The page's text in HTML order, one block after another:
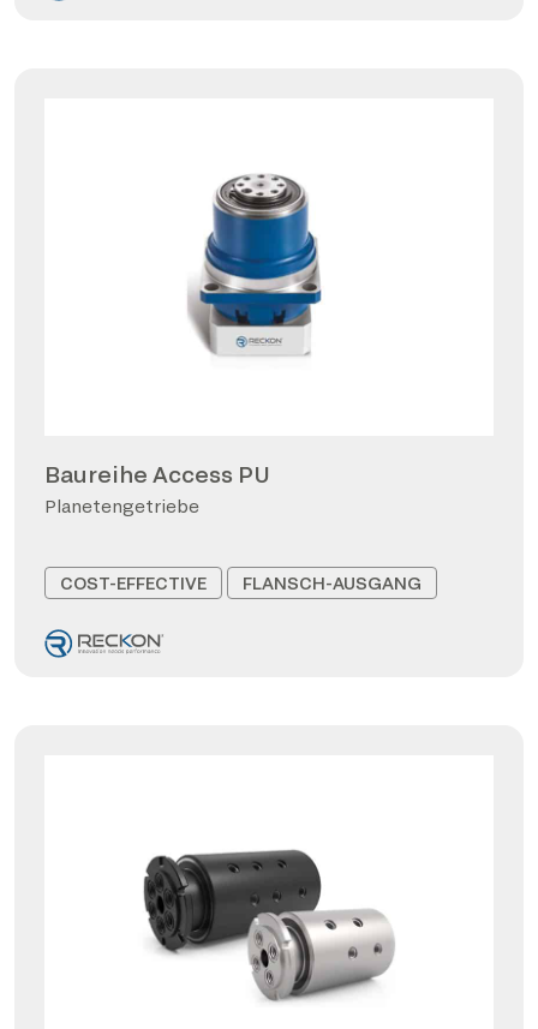
Baureihe Access PU
Planetengetriebe
COST-EFFECTIVE FLANSCH-AUSGANG